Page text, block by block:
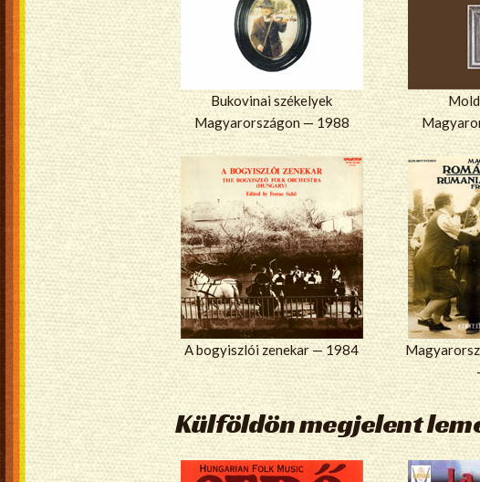
Bukovinai székelyek
Magyarországon — 1988
A bogyiszlói zenekar — 1984
Külföldön megjelent